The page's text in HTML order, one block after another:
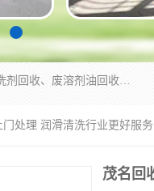
东莞市大岭山莞峰清洗剂经营部拥有的回收加工设备，大量废油回收、废清洗剂回收、废溶剂油回收、机械废油废清洗剂回收、废碳氢回收、碳氢液压油回收、碳氢二氯回收等废清洗剂处理；我们只是提供废旧化工原料的循环使用存放点，执行正规的存放，有正规的回收资质处理。同时我们公司批发零售回收级清洗剂，脱模油再生基础油，质量保证。
处理 润滑清洗行业更好服务
茂名回